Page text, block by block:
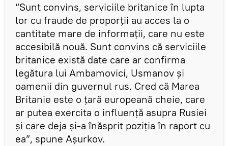
“Sunt convins, serviciile britanice în lupta
lor cu fraude de proporții au acces la o
cantitate mare de informații, care nu este
accesibilă nouă. Sunt convins că serviciile
britanice există date care ar confirma
legătura lui Ambamovici, Usmanov și
oamenii din guvernul rus. Cred că Marea
Britanie este o țară europeană cheie, care
ar putea exercita o influență asupra Rusiei
și care deja și-a înăsprit poziția în raport cu
ea”, spune Așurkov.